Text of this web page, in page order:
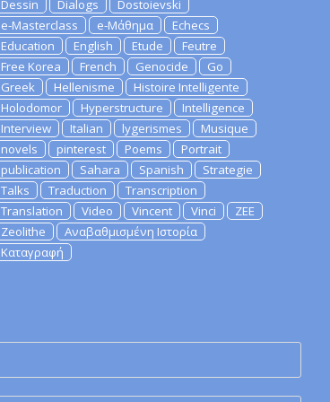
Dessin
Dialogs
Dostoievski
e-Masterclass
e-Μάθημα
Echecs
Education
English Etude
Feutre
Free Korea
French Genocide
Go
Greek
Hellenisme
Histoire Intelligente
Holodomor
Hyperstructure
Intelligence
Interview
Italian lygerismes
Musique
novels
pinterest Poems
Portrait
publication
Sahara Spanish
Strategie
Talks
Traduction
Transcription
Translation
Video Vincent Vinci
ZEE
Zeolithe
Αναβαθμισμένη Ιστορία
Καταγραφή